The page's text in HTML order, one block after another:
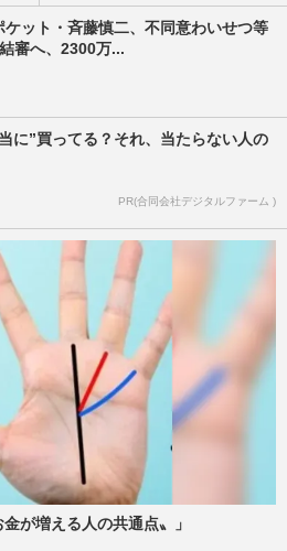
ケット・斉藤慎二、不同意わいせつ等
審へ、2300万...
に”買ってる？それ、当たらない人の
PR(合同会社デジタルファーム )
が増える人の共通点〟」